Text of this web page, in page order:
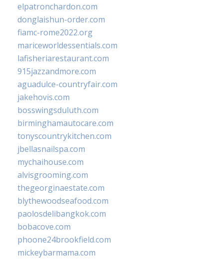
elpatronchardon.com
donglaishun-order.com
fiamc-rome2022.org
mariceworldessentials.com
lafisheriarestaurant.com
915jazzandmore.com
aguadulce-countryfair.com
jakehovis.com
bosswingsduluth.com
birminghamautocare.com
tonyscountrykitchen.com
jbellasnailspa.com
mychaihouse.com
alvisgrooming.com
thegeorginaestate.com
blythewoodseafood.com
paolosdelibangkok.com
bobacove.com
phoone24brookfield.com
mickeybarmama.com